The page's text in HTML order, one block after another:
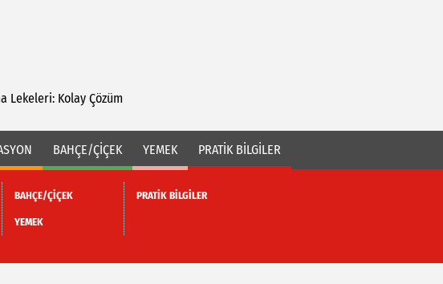
Lekeleri: Kolay Çözüm
BAHÇE/ÇİÇEK YEMEK PRATİK BİLGİLER
BAHÇE/ÇİÇEK
YEMEK
PRATİK BİLGİLER